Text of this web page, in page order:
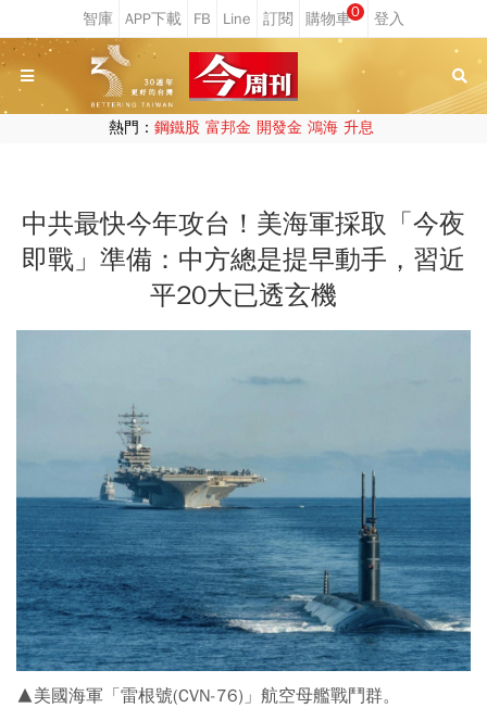
0
熱門： 鋼鐵股 富邦金 開發金 鴻海 升息
中共最快今年攻台！美海軍採取「今夜
即戰」準備：中方總是提早動手，習近
平20大已透玄機
▲美國海軍「雷根號(CVN-76)」航空母艦戰鬥群。